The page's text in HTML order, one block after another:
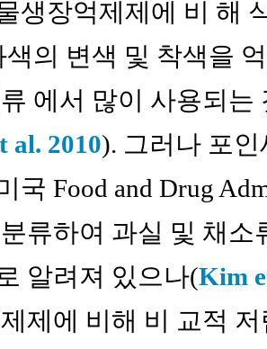
생장억제제에 비 해
색의 변색 및 착색을
에서 많이 사용되는
al. 2010). 그러나 포
국 Food and Drug
류하여 과실 및 채
알려져 있으나(Kim
제에 비해 비 교적